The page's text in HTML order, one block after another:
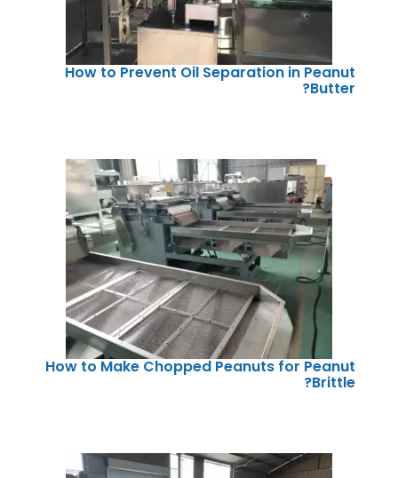
How to Prevent Oil Separation in Peanut
Butter?
How to Make Chopped Peanuts for Peanut
Brittle?